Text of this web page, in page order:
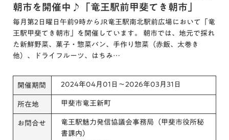
朝市を開催中♪「竜王駅前甲斐てき朝市」
毎月第2日曜日午前9時からJR竜王駅南北駅前広場において「竜
王駅甲斐てき朝市」を開催しています。 朝市では、地元で採れ
た新鮮野菜、菓子・惣菜パン、手作り惣菜（赤飯、太巻き
他）、ドライフルーツ、はちみ…
開催期間 2024年04月01日～2026年03月31日
所在地 甲斐市竜王新町
お問合せ
竜王駅魅力発信協議会事務局（甲斐市役所秘
書課内）